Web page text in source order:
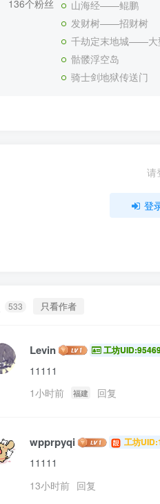
136个粉丝
山海经——鲲鹏
发财树——招财树
千劫定末地城——大
骷髅浮空岛
骑士剑地狱传送门
请
登
533 只看作者
Levin 工坊
11111
1小时前
福建 回复
wpprpyqi 工坊
11111
13小时前 回复